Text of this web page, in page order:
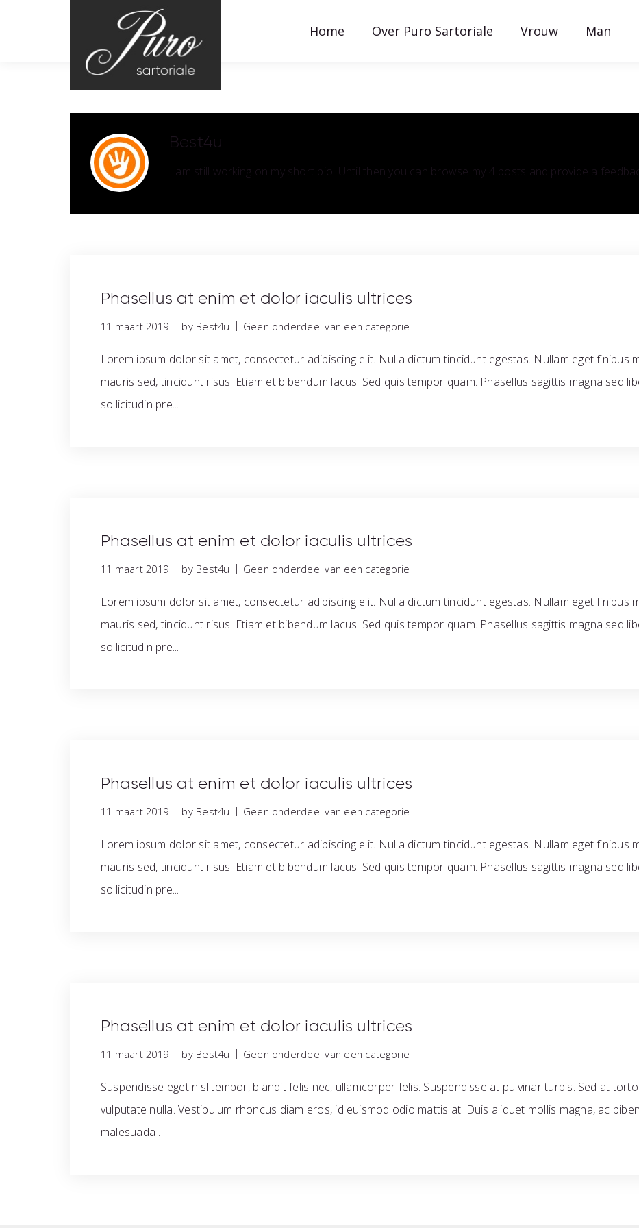
Home Over Puro Sartoriale Vrouw Man
Best4u
I am still working on my short bio. Until then you can browse my 4 posts and provide a
Phasellus at enim et dolor iaculis ultrices
11 maart 2019 | by Best4u | Geen onderdeel van een categorie
Lorem ipsum dolor sit amet, consectetur adipiscing elit. Nulla dictum tincidunt egestas. Nullam eget finibus
mauris sed, tincidunt risus. Etiam et bibendum lacus. Sed quis tempor quam. Phasellus sagittis magna sed
sollicitudin pre...
Phasellus at enim et dolor iaculis ultrices
11 maart 2019 | by Best4u | Geen onderdeel van een categorie
Lorem ipsum dolor sit amet, consectetur adipiscing elit. Nulla dictum tincidunt egestas. Nullam eget finibus
mauris sed, tincidunt risus. Etiam et bibendum lacus. Sed quis tempor quam. Phasellus sagittis magna sed
sollicitudin pre...
Phasellus at enim et dolor iaculis ultrices
11 maart 2019 | by Best4u | Geen onderdeel van een categorie
Lorem ipsum dolor sit amet, consectetur adipiscing elit. Nulla dictum tincidunt egestas. Nullam eget finibus
mauris sed, tincidunt risus. Etiam et bibendum lacus. Sed quis tempor quam. Phasellus sagittis magna sed
sollicitudin pre...
Phasellus at enim et dolor iaculis ultrices
11 maart 2019 | by Best4u | Geen onderdeel van een categorie
Suspendisse eget nisl tempor, blandit felis nec, ullamcorper felis. Suspendisse at pulvinar turpis. Sed at
vulputate nulla. Vestibulum rhoncus diam eros, id euismod odio mattis at. Duis aliquet mollis magna, ac
malesuada ...